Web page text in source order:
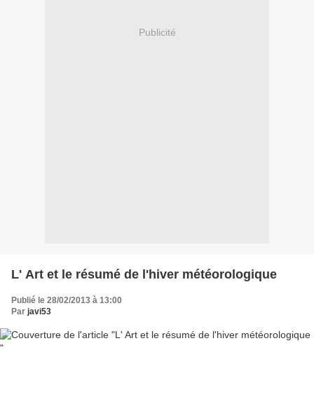
Publicité
L' Art et le résumé de l'hiver météorologique
Publié le 28/02/2013 à 13:00
Par javi53